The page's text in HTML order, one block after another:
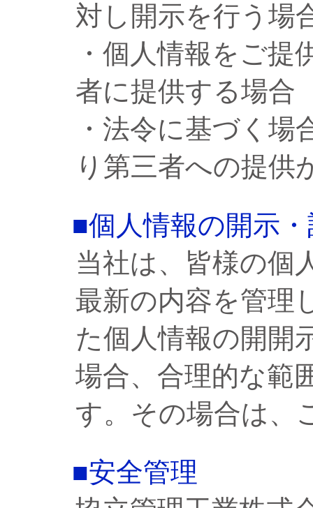
対し開示を行う場
・個人情報をご
者に提供する場合
・法令に基づく
り第三者への提供
■個人情報の開示
当社は、皆様の個
最新の内容を管理
た個人情報の開開
場合、合理的な範
す。その場合は、
■安全管理